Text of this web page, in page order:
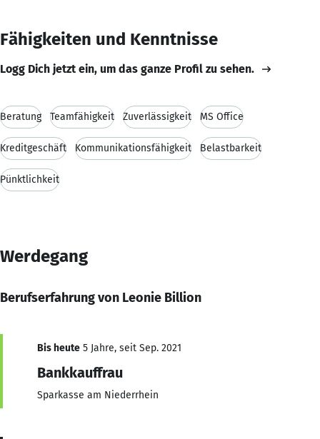
Fähigkeiten und Kenntnisse
Logg Dich jetzt ein, um das ganze Profil zu sehen.
Beratung Teamfähigkeit Zuverlässigkeit MS Office
Kreditgeschäft Kommunikationsfähigkeit Belastbarkeit
Pünktlichkeit
Werdegang
Berufserfahrung von Leonie Billion
Bis heute 5 Jahre, seit Sep. 2021
Bankkauffrau
Sparkasse am Niederrhein